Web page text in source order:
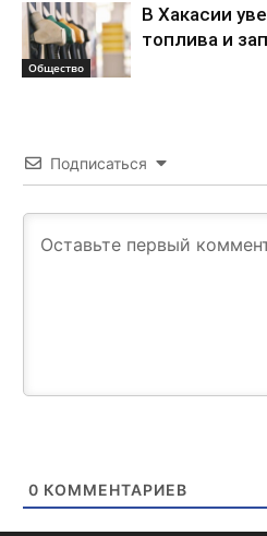
Общество
В Хакасии
топлива и
Подписаться
0 КОММЕНТАРИЕВ